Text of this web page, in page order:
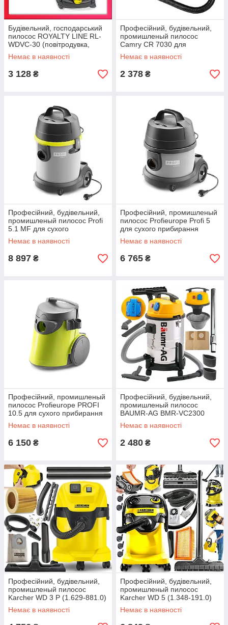
Будівельний, господарський
пилосос ROYALTY LINE RL-
WDVC-30 (повітродувка,
слив, 1400 Вт, 30 л,
Швейцарія)
Немає в наявності
3 128 ₴
Професійний, будівельний,
промишленый пилосос
Camry CR 7030 для
прибирання каміна і збору
золи
Немає в наявності
2 378 ₴
Професійний, будівельний,
промишленый пилосос Profi
5.1 MF для сухого
прибирання (1040Вт, 15л,
Польща)
Немає в наявності
8 897 ₴
Професійний, промишленый
пилосос Profieurope Profi 5
для сухого прибирання
(1040Вт, 10л, Польща)
Немає в наявності
6 765 ₴
Професійний, промишленый
пилосос Profieurope PROFI
10.5 для сухого прибирання
(1200Вт, 5л, Польща)
Немає в наявності
6 150 ₴
Професійний, будівельний,
промишленый пилосос
BAUMR-AG BMR-VC2300
(2300Вт, 30л)
Немає в наявності
2 480 ₴
Професійний, будівельний,
промишленый пилосос
Karcher WD 3 P (1.629-881.0)
для сухого прибирання
Немає в наявності
Професійний, будівельний,
промишленый пилосос
Karcher WD 5 (1.348-191.0)
Немає в наявності